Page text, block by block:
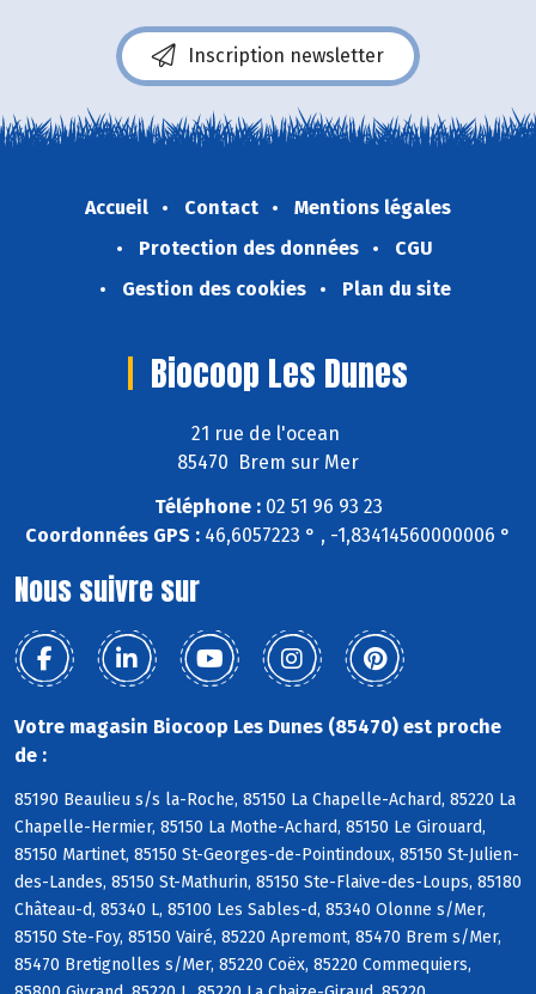
Inscription newsletter
Accueil Contact
Mentions légales
Protection des données
CGU
Gestion des cookies
Plan du site
Biocoop Les Dunes
21 rue de l'ocean
85470 Brem sur Mer
Téléphone :02 51 96 93 23
Coordonnées GPS : 46,6057223 ° , -1,83414560000006 °
Nous suivre sur
Votre magasin Biocoop Les Dunes (85470) est proche
de :
85190 Beaulieu s/s la-Roche, 85150 La Chapelle-Achard, 85220 La
Chapelle-Hermier, 85150 La Mothe-Achard, 85150 Le Girouard,
85150 Martinet, 85150 St-Georges-de-Pointindoux, 85150 St-Julien-
des-Landes, 85150 St-Mathurin, 85150 Ste-Flaive-des-Loups, 85180
Château-d, 85340 L, 85100 Les Sables-d, 85340 Olonne s/Mer,
85150 Ste-Foy, 85150 Vairé, 85220 Apremont, 85470 Brem s/Mer,
85470 Bretignolles s/Mer, 85220 Coëx, 85220 Commequiers,